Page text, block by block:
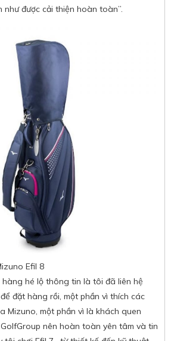
được cải thiện hoàn toàn”.
Efil 8
hé lộ thông tin là tôi đã liên hệ
đặt hàng rồi, một phần vì thích các
Mizuno, một phần vì là khách quen
nên hoàn toàn yên tâm và tin